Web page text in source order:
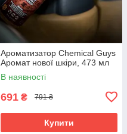
Ароматизатор Chemical Guys
Аромат нової шкіри, 473 мл
В наявності
691 ₴ 791 ₴
Купити